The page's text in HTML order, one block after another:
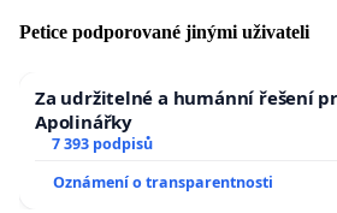
Petice podporované jinými uživateli
Za udržitelné a humánní řešení
Apolinářky
7 393 podpisů
Oznámení o transparentnosti